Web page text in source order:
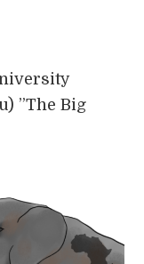
”The Big